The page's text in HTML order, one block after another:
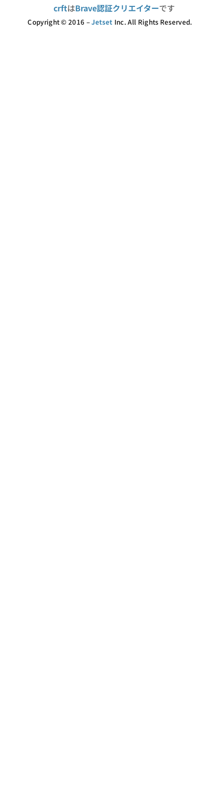
crftはBrave認証クリエイターです
Copyright © 2016 –Jetset Inc. All Rights Reserved.